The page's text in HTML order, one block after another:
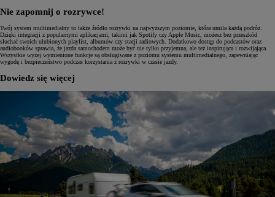
Nie zapomnij o rozrywce!
Twój system multimedialny to także źródło rozrywki na najwyższym poziomie, która umila każdą podróż.
Dzięki integracji z popularnymi aplikacjami, takimi jak Spotify czy Apple Music, możesz bez przeszkód
słuchać swoich ulubionych playlist, albumów czy stacji radiowych. Dodatkowo dostęp do podcastów oraz
audiobooków sprawia, że jazda samochodem może być nie tylko przyjemna, ale też inspirująca i rozwijająca.
Wszystkie wyżej wymienione funkcje są obsługiwane z poziomu systemu multimedialnego, zapewniając
wygodę i bezpieczeństwo podczas korzystania z rozrywki w czasie jazdy.
Dowiedz się więcej